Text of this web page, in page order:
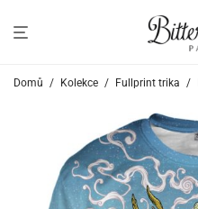
Domů / Kolekce / Fullprint trika /